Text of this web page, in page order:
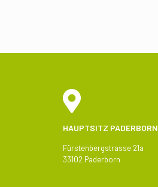
HAUPTSITZ PADERBORN
Fürstenbergstrasse 21a
33102 Paderborn